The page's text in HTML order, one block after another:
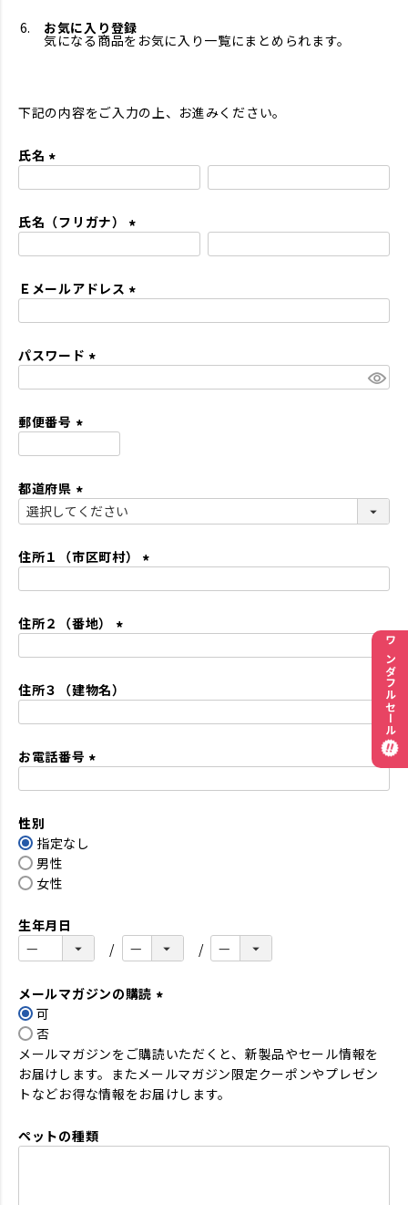
お気に入り登録
気になる商品をお気に入り一覧にまとめられます。
下記の内容をご入力の上、お進みください。
氏名
須
氏名（フリガナ）
須
Ｅメールアドレス
パスワード
郵便番号
須
)
都道府県
(
須
住所１（市区町村）
住所２（番地）
須
住所３（建物名）
お電話番号
性別
指定なし
男性
女性
生年月日
メールマガジンの購読
須
)
可
否
メールマガジンをご購読いただくと、新製品やセール情報を
お届けします。またメールマガジン限定クーポンやプレゼン
トなどお得な情報をお届けします。
ペットの種類
ワンダフルセール